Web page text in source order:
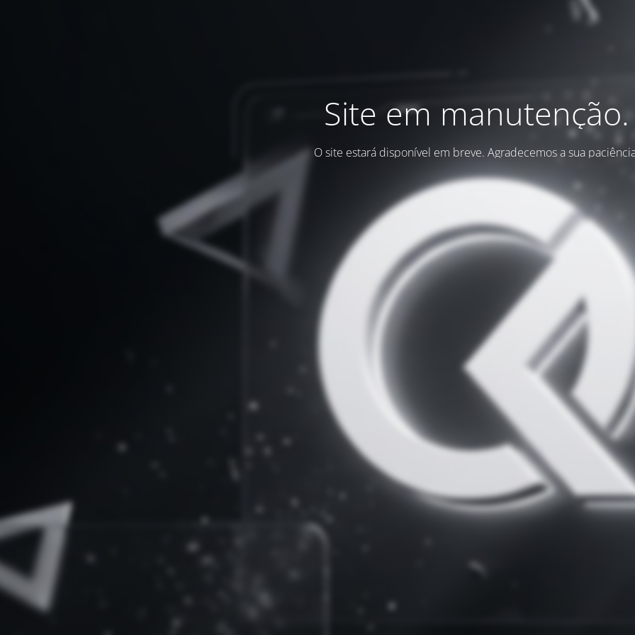
Site em manutenção.
O site estará disponível em breve. Agradecemos a sua